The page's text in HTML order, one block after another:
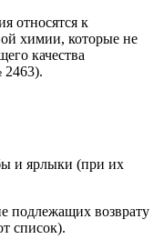
относятся к
химии, которые не
качества
2463).
и ярлыки (при их
подлежащих возврату
список).